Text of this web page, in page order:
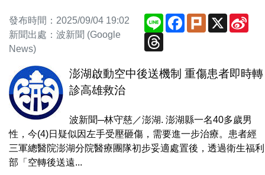
發布時間：2025/09/04 19:02
新聞出處：波新聞 (Google
News)
Line Facebook
Plurk X
澎湖啟動空中後送機制 重傷患者即時轉
診高雄救治
波新聞─林守慈／澎湖. 澎湖縣一名40多歲男
性，今(4)日疑似因左手受壓砸傷，需要進一步治療。患者經
三軍總醫院澎湖分院醫療團隊初步妥適處置後，透過衛生福利
部「空轉後送遠...